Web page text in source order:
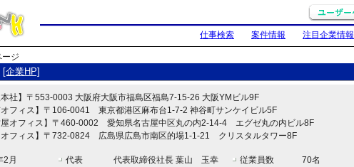
仕事検索 案件情報 注目企業情報
ジ
[企業HP]
本社】〒553-0003 大阪府大阪市福島区福島7-15-26 大阪YMビル9F
オフィス】〒106-0041 東京都港区麻布台1-7-2 神谷町サンケイビル5F
屋オフィス】〒460-0002 愛知県名古屋中区丸の内2-14-4 エグゼ丸の内ビル8F
オフィス】〒732-0824 広島県広島市南区的場1-1-21 クリスタルタワー8F
2月 代表 代表取締役社長 葉山 玉幸 従業員数 70名